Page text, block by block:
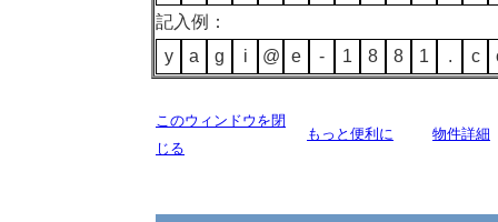
記入例：
y
a g i @ e - 1 8 8 1 . c
このウィンドウを閉
じる
もっと便利に 物件詳細